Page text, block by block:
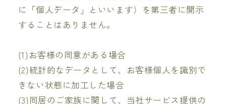
に「個人データ」といいます）を第三者に開示
することはありません。
(1)お客様の同意がある場合
(2)統計的なデータとして、お客様個人を識別で
きない状態に加工した場合
(3)同居のご家族に関して、当社サービス提供の